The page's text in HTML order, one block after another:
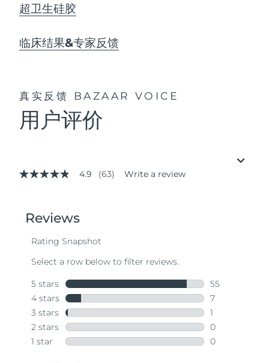
超卫生硅胶
临床结果&专家反馈
真实反馈 BAZAAR VOICE
用户评价
4.9
stars,
average
value.
Same
page
link.
4.9 (63) Write a review